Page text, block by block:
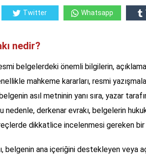
Twitter Whatsapp
nedir?
belgelerdeki önemli bilgilerin,
mahkeme kararları, resmi
asıl metninin yanı sıra, yazar
nedenle, derkenar evrakı, belgelerin
dikkatlice incelenmesi gereken bir
belgenin ana içeriğini destekleyen veya